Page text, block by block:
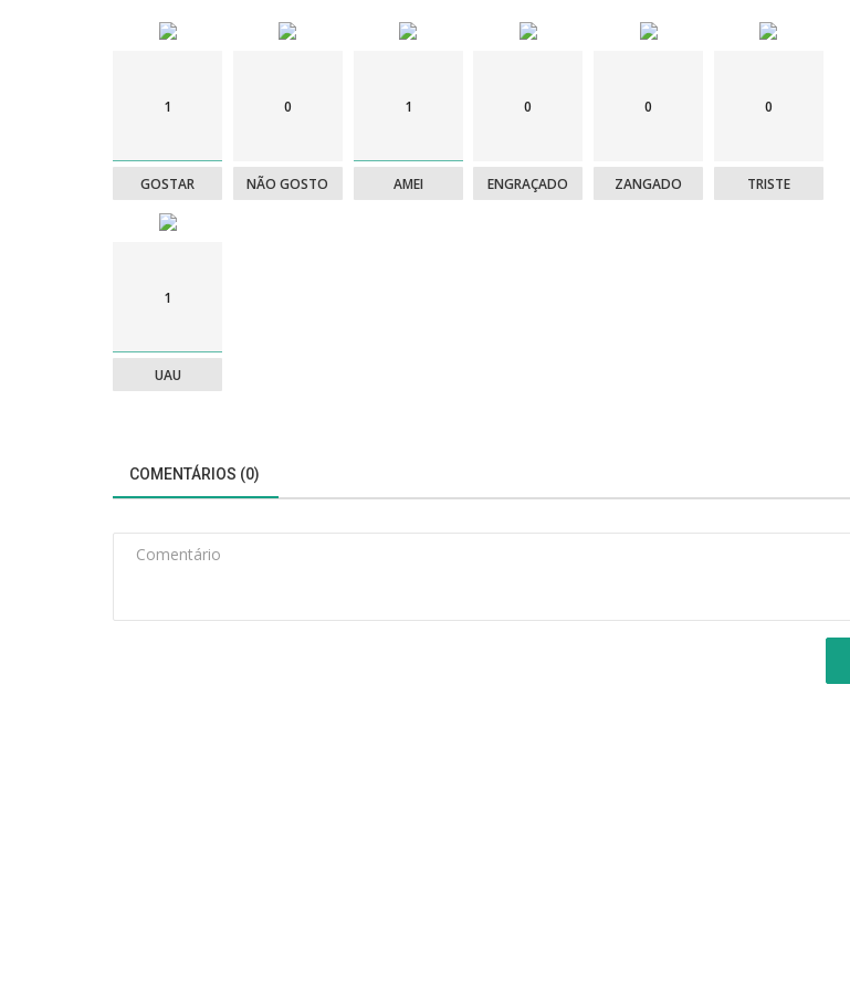
A Possibilidade da Amizade
Férias em agosto: Sim ou Não?
1
GOSTAR
0
NÃO GOSTO
1
AMEI
0
ENGRAÇADO
0
ZANGADO
0
TRISTE
1
UAU
COMENTÁRIOS (0)